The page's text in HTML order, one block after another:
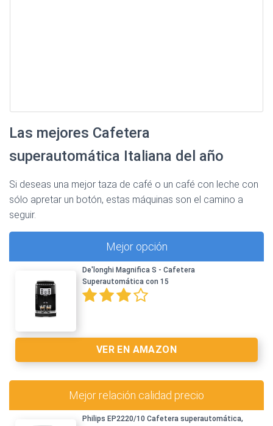
Las mejores Cafetera
superautomática Italiana del año
Si deseas una mejor taza de café o un café con leche con
sólo apretar un botón, estas máquinas son el camino a
seguir.
Mejor opción
De'longhi Magnifica S - Cafetera
Superautomática con 15
VER EN AMAZON
Mejor relación calidad precio
Philips EP2220/10 Cafetera superautomática,